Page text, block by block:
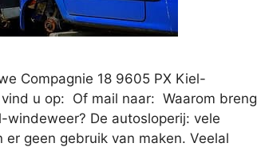
Compagnie 18 9605 PX Kiel-
u op: Of mail naar: Waarom breng
De autosloperij: vele
geen gebruik van maken. Veelal